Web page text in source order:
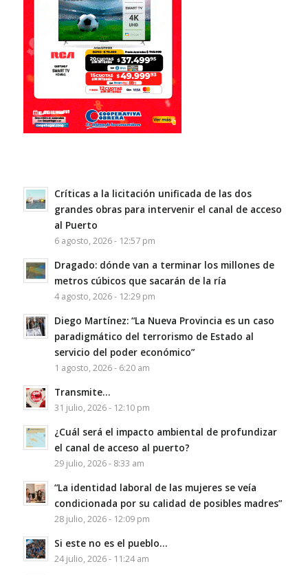
Críticas a la licitación unificada de las dos
grandes obras para intervenir el canal de acceso
al Puerto
6 agosto, 2026 - 12:57 pm
Dragado: dónde van a terminar los millones de
metros cúbicos que sacarán de la ría
4 agosto, 2026 - 12:29 pm
Diego Martínez: “La Nueva Provincia es un caso
paradigmático del terrorismo de Estado al
servicio del poder económico”
1 agosto, 2026 - 6:20 am
Transmite…
31 julio, 2026 - 12:10 pm
¿Cuál será el impacto ambiental de profundizar
el canal de acceso al puerto?
29 julio, 2026 - 8:33 am
“La identidad laboral de las mujeres se veía
condicionada por su calidad de posibles madres”
28 julio, 2026 - 12:09 pm
Si este no es el pueblo…
24 julio, 2026 - 11:24 am